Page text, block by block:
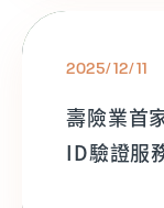
2025/12/11
壽險業首
ID驗證服